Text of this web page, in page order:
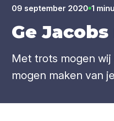
09 september 2020 1
Ge
Met trots mogen
mogen maken van